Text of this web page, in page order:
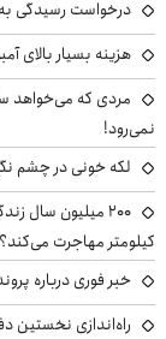
درخواست رسیدگی به
هزینه بسیار بالای
مردی که می‌خواهد
نمی‌رود!
لکه خونی در چشم
کیلومتر مهاجرت می‌کند؟
خبر فوری درباره
راه‌اندازی نخستین